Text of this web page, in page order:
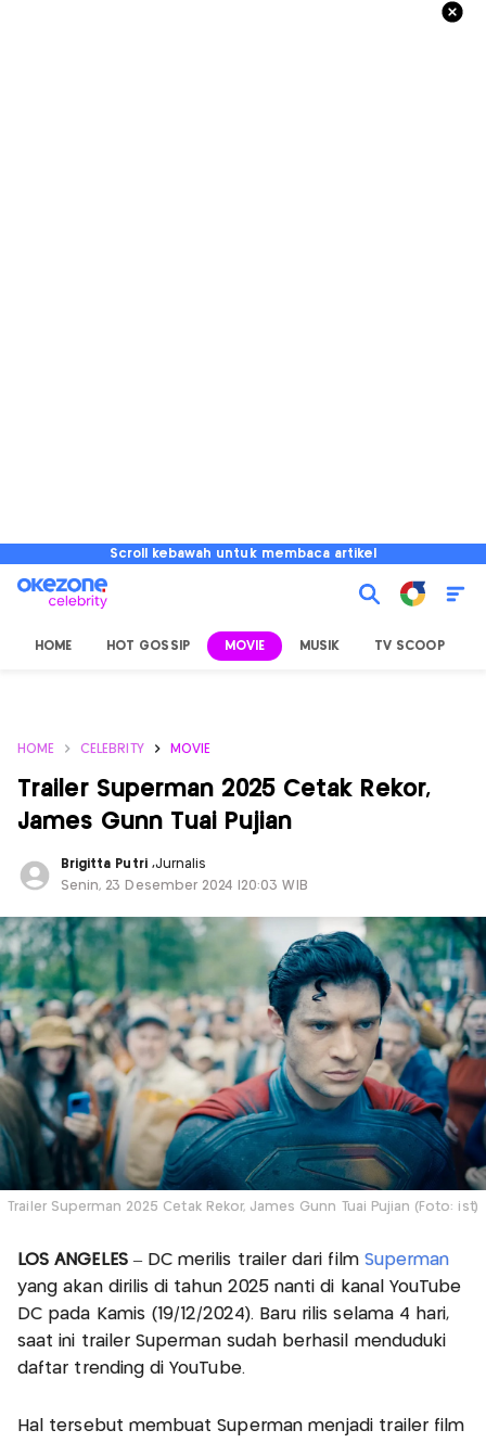
Scroll kebawah untuk membaca artikel
HOME HOT GOSSIP MOVIE MUSIK TV SCOOP
HOME CELEBRITY MOVIE
Trailer Superman 2025 Cetak Rekor,
James Gunn Tuai Pujian
Brigitta Putri ,Jurnalis
Senin, 23 Desember 2024 |20:03 WIB
Trailer Superman 2025 Cetak Rekor, James Gunn Tuai Pujian (Foto: ist)
LOS ANGELES– DC merilis trailer dari film Superman
yang akan dirilis di tahun 2025 nanti di kanal YouTube
DC pada Kamis (19/12/2024). Baru rilis selama 4 hari,
saat ini trailer Superman sudah berhasil menduduki
daftar trending di YouTube.
Hal tersebut membuat Superman menjadi trailer film